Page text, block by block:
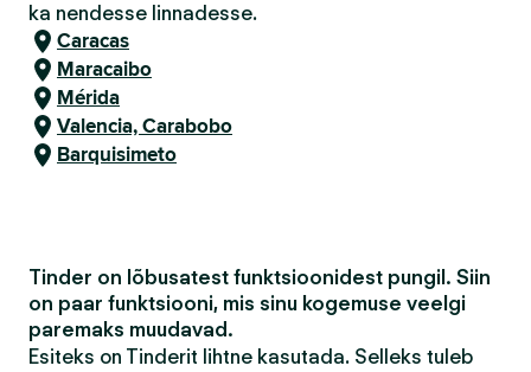
ka nendesse linnadesse.
Caracas
Maracaibo
Mérida
Valencia, Carabobo
Barquisimeto
Tinder on lõbusatest funktsioonidest pungil. Siin
on paar funktsiooni, mis sinu kogemuse veelgi
paremaks muudavad.
Esiteks on Tinderit lihtne kasutada. Selleks tuleb